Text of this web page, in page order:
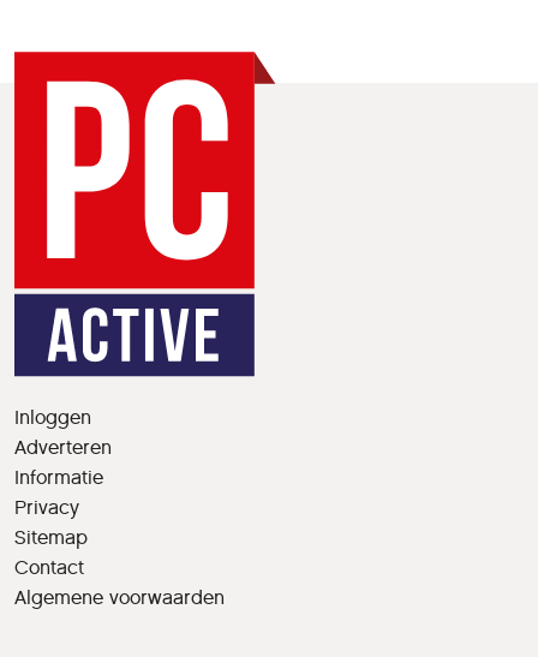
Inloggen
Adverteren
Informatie
Privacy
Sitemap
Contact
Algemene voorwaarden